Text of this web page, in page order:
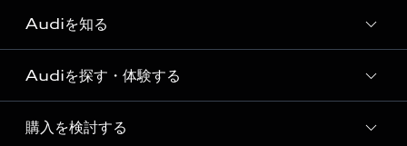
Audiを知る
Audi ブランド
Story of Progress
Audiを探す・体験する
ディーラー検索
購入を検討する